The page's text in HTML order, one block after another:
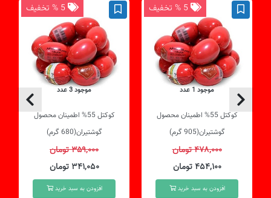
5 % تخفیف
موجود 1 عدد
کوکتل 55% اطمینان محصول
گوشتیران(905 گرم)
۴۷۸,۰۰۰ تومان
۴۵۴,۱۰۰ تومان
افزودن به سبد خرید
5 % تخفیف
موجود 3 عدد
کوکتل 55% اطمینان محصول
گوشتیران(680 گرم)
۳۵۹,۰۰۰ تومان
۳۴۱,۰۵۰ تومان
افزودن به سبد خرید